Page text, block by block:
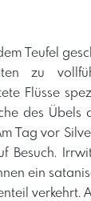
Teufel
zu
Flüsse
des Übels
Tag vor
Besuch.
ein
verkehrt.